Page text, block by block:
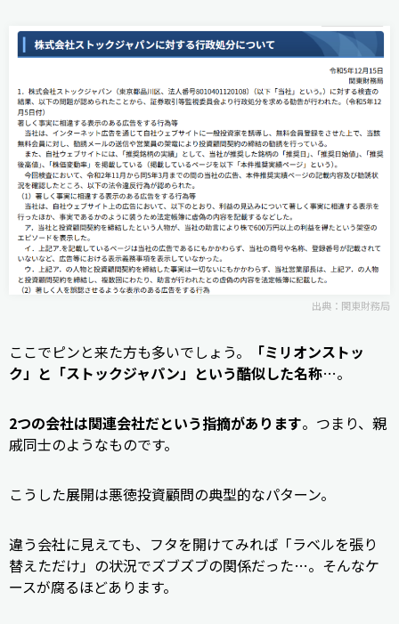
出典： 関東財務局
ここでピンと来た方も多いでしょう。
「ミリオンストッ
ク」と「ストックジャパン」という酷似した名称…。
2つの会社は関連会社だという指摘があります。つまり、親
戚同士のようなものです。
こうした展開は悪徳投資顧問の典型的なパターン。
違う会社に見えても、フタを開けてみれば「ラベルを張り
替えただけ」の状況でズブズブの関係だった…。そんなケ
ースが腐るほどあります。